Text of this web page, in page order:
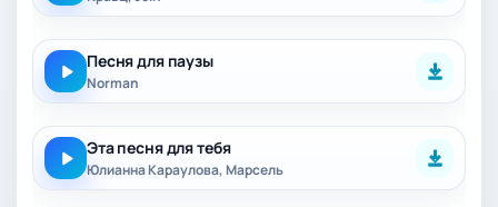
Песня для паузы
Norman
Эта песня для тебя
Юлианна Караулова, Марсель